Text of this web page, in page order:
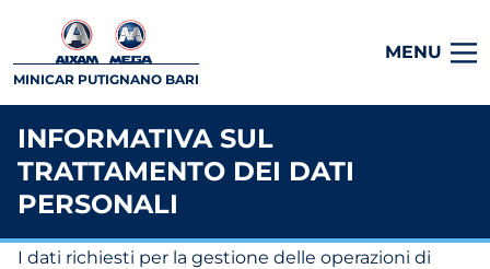
MINICAR PUTIGNANO BARI
MENU
INFORMATIVA SUL
TRATTAMENTO DEI DATI
PERSONALI
I dati richiesti per la gestione delle operazioni di